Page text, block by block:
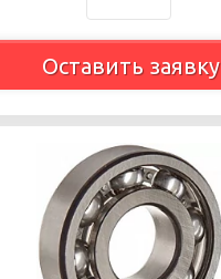
Оставить заявку